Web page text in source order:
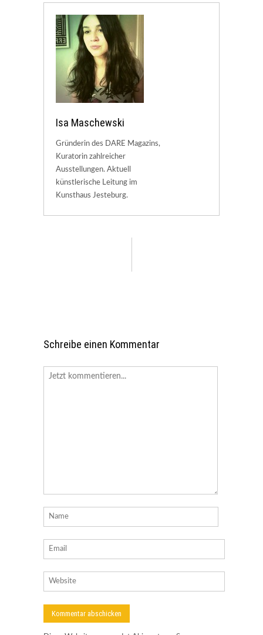
Isa Maschewski
Gründerin des DARE Magazins,
Kuratorin zahlreicher
Ausstellungen. Aktuell
künstlerische Leitung im
Kunsthaus Jesteburg.
Schreibe einen Kommentar